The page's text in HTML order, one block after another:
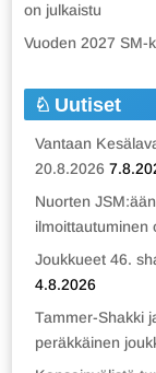
on julkaistu
Vuoden 2027 SM-
Uutiset
Vantaan
20.8.2026
Nuorten
ilmoittautuminen
Joukkueet 46.
4.8.2026
Tammer-Shakki
peräkkäinen